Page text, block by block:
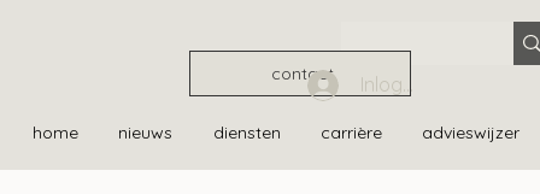
contact
home nieuws diensten carrière advieswijzer
Inloggen